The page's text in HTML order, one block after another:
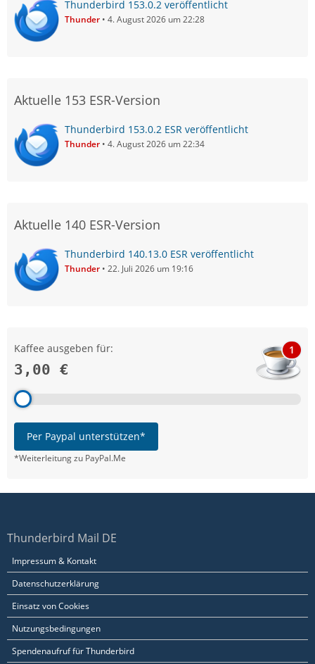
Thunderbird 153.0.2 veröffentlicht
Thunder 4. August 2026 um 22:28
Aktuelle 153 ESR-Version
Thunderbird 153.0.2 ESR veröffentlicht
Thunder 4. August 2026 um 22:34
Aktuelle 140 ESR-Version
Thunderbird 140.13.0 ESR veröffentlicht
Thunder 22. Juli 2026 um 19:16
Kaffee ausgeben für:
3,00 €
1
Per Paypal unterstützen*
*Weiterleitung zu PayPal.Me
Thunderbird Mail DE
Impressum & Kontakt
Datenschutzerklärung
Einsatz von Cookies
Nutzungsbedingungen
Spendenaufruf für Thunderbird